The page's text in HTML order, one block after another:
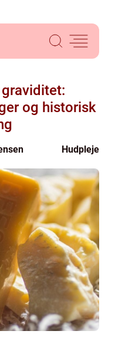
og historisk
Hudpleje